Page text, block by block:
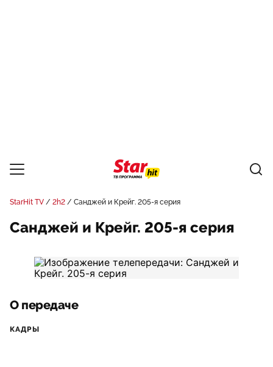
StarHit TV 2h2 Санджей и Крейг. 205-я серия
Санджей и Крейг. 205-я серия
О передаче
КАДРЫ